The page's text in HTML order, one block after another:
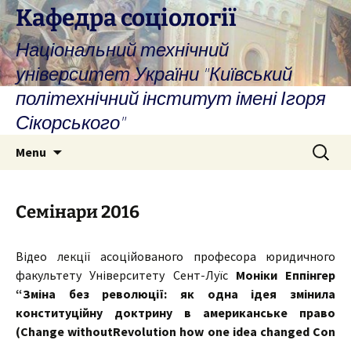
Skip
to
content
Кафедра соціології
Національний технічний
університет України "Київський
політехнічний інститут імені Ігоря
Сікорського"
Menu
Search
for:
Семінари 2016
Відео лекції асоційованого професора юридичного
факультету Університету Сент-Луїс Моніки Еппінгер
“Зміна без революції: як одна ідея змінила
конституційну доктрину в американське право
(Change withoutRevolution how one idea changed Con